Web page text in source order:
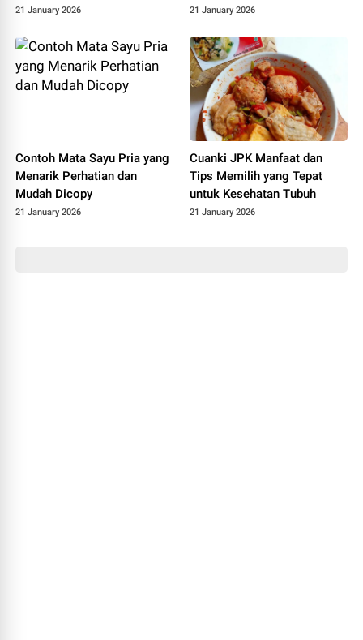
21 January 2026 21 January 2026
Contoh Mata Sayu Pria yang
Menarik Perhatian dan
Mudah Dicopy
21 January 2026
Cuanki JPK Manfaat dan
Tips Memilih yang Tepat
untuk Kesehatan Tubuh
21 January 2026